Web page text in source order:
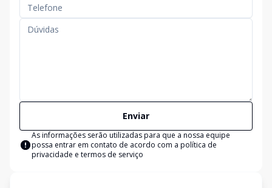
Enviar
As informações serão utilizadas para que a nossa equipe
possa entrar em contato de acordo com a política de
privacidade e termos de serviço